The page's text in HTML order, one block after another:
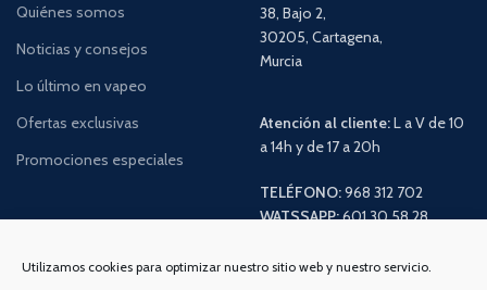
Utilizamos cookies para optimizar nuestro sitio web y nuestro servicio.
Quiénes somos
Noticias y consejos
Lo último en vapeo
Ofertas exclusivas
Promociones especiales
38, Bajo 2,
30205, Cartagena,
Murcia
Atención al cliente:L a V de 10
a 14h y de 17 a 20h
TELÉFONO:968 312 702
WATSSAPP:601 30 58 28